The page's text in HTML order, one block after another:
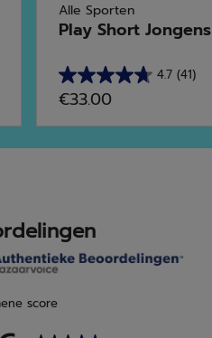
Alle Sporten
Play Short Jongens
4.7 (41)
4.7
van
de
5
€33.00